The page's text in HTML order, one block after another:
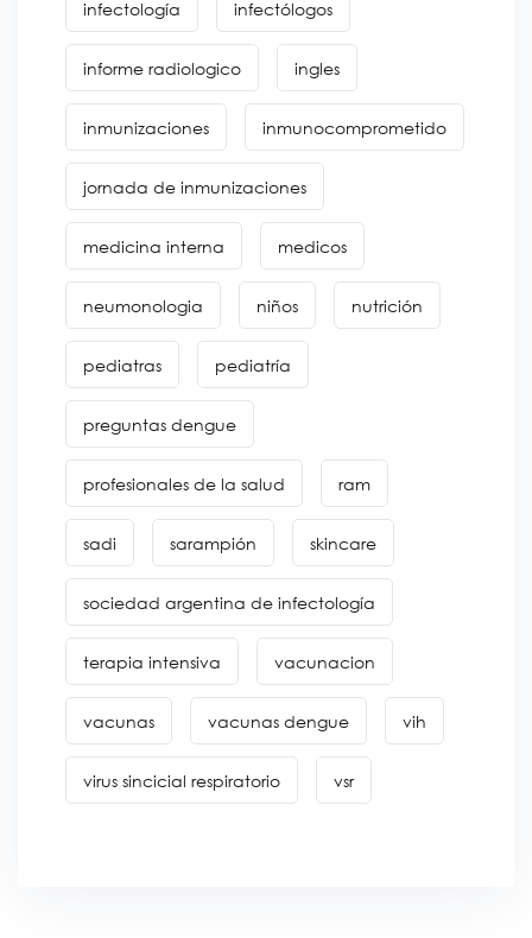
infectología infectólogos
informe radiologico ingles
inmunizaciones inmunocomprometido
jornada de inmunizaciones
medicina interna medicos
neumonologia niños nutrición
pediatras pediatría
preguntas dengue
profesionales de la salud ram
sadi sarampión skincare
sociedad argentina de infectología
terapia intensiva vacunacion
vacunas vacunas dengue vih
virus sincicial respiratorio vsr